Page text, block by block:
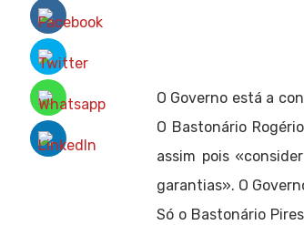
O Governo está a
O Bastonário
assim pois
garantias». O
Só o Bastonário